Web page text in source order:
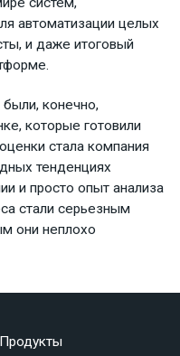
автоматизации целых
и даже итоговый
конечно,
которые готовили
стала компания
тенденциях
и просто опыт анализа
стали серьезным
они неплохо
Продукты